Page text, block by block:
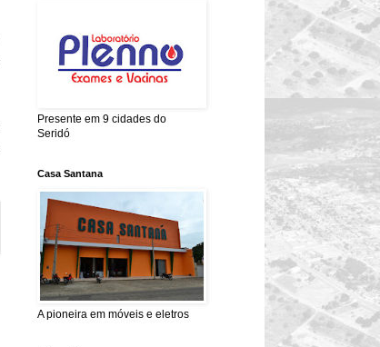
Presente em 9 cidades do
Seridó
Casa Santana
A pioneira em móveis e eletros